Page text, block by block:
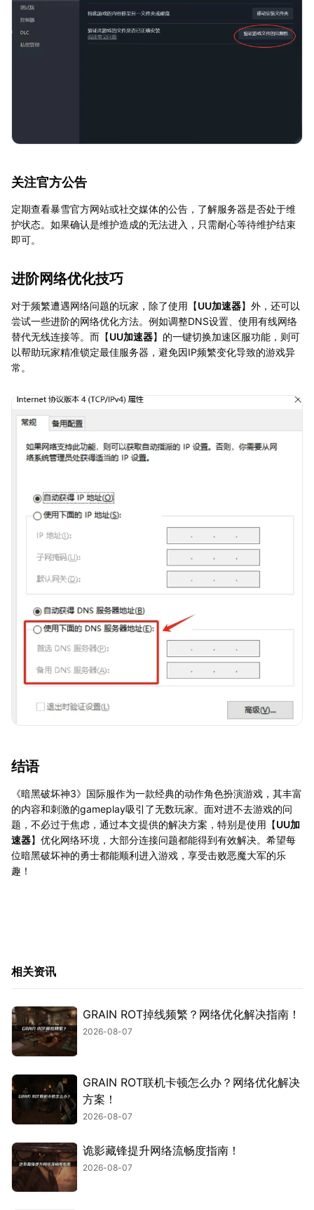
关注官方公告
定期查看暴雪官方网站或社交媒体的公告，了解服务器是否处于维
护状态。如果确认是维护造成的无法进入，只需耐心等待维护结束
即可。
进阶网络优化技巧
对于频繁遭遇网络问题的玩家，除了使用【UU加速器】外，还可以
尝试一些进阶的网络优化方法。例如调整DNS设置、使用有线网络
替代无线连接等。而【UU加速器】的一键切换加速区服功能，则可
以帮助玩家精准锁定最佳服务器，避免因IP频繁变化导致的游戏异
常。
结语
《暗黑破坏神3》国际服作为一款经典的动作角色扮演游戏，其丰富
的内容和刺激的gameplay吸引了无数玩家。面对进不去游戏的问
题，不必过于焦虑，通过本文提供的解决方案，特别是使用【UU加
速器】优化网络环境，大部分连接问题都能得到有效解决。希望每
位暗黑破坏神的勇士都能顺利进入游戏，享受击败恶魔大军的乐
趣！
相关资讯
GRAIN ROT掉线频繁？网络优化解决指南！
2026-08-07
GRAIN ROT联机卡顿怎么办？网络优化解决
方案！
2026-08-07
诡影藏锋提升网络流畅度指南！
2026-08-07